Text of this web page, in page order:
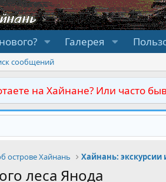
Галерея
сообщений
на Хайнане? Или часто
острове Хайнань Хайнань: экскурсии
леса Янода